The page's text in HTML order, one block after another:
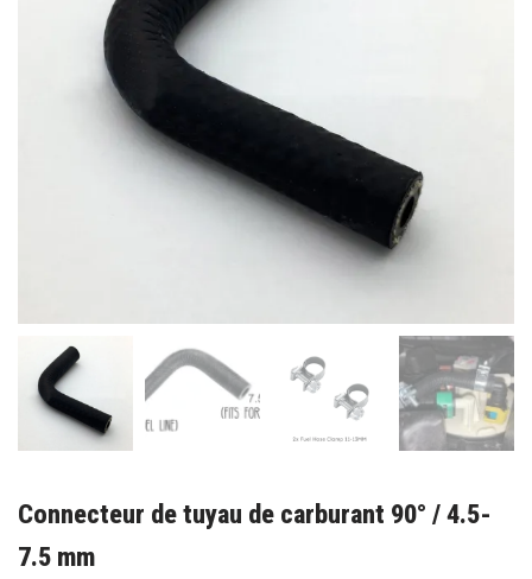
Connecteur de tuyau de carburant 90° / 4.5-
7.5 mm